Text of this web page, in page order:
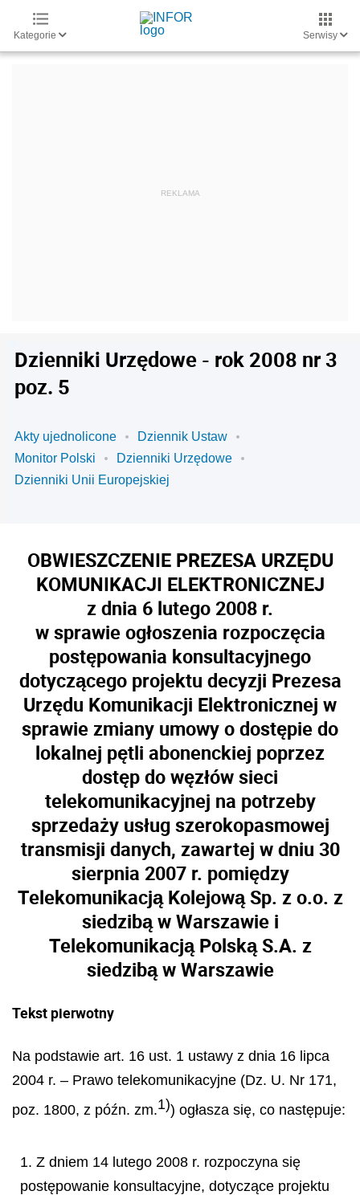
Kategorie Serwisy
Dzienniki Urzędowe - rok 2008 nr 3
poz. 5
Akty ujednolicone
Dziennik Ustaw
Monitor Polski
Dzienniki Urzędowe
Dzienniki Unii Europejskiej
OBWIESZCZENIE PREZESA URZĘDU
KOMUNIKACJI ELEKTRONICZNEJ
z dnia 6 lutego 2008 r.
w sprawie ogłoszenia rozpoczęcia
postępowania konsultacyjnego
dotyczącego projektu decyzji Prezesa
Urzędu Komunikacji Elektronicznej w
sprawie zmiany umowy o dostępie do
lokalnej pętli abonenckiej poprzez
dostęp do węzłów sieci
telekomunikacyjnej na potrzeby
sprzedaży usług szerokopasmowej
transmisji danych, zawartej w dniu 30
sierpnia 2007 r. pomiędzy
Telekomunikacją Kolejową Sp. z o.o. z
siedzibą w Warszawie i
Telekomunikacją Polską S.A. z
siedzibą w Warszawie
Tekst pierwotny
Na podstawie art. 16 ust. 1 ustawy z dnia 16 lipca
2004 r. – Prawo telekomunikacyjne (Dz. U. Nr 171,
poz. 1800, z późn. zm.1)) ogłasza się, co następuje:
1. Z dniem 14 lutego 2008 r. rozpoczyna się
postępowanie konsultacyjne, dotyczące projektu